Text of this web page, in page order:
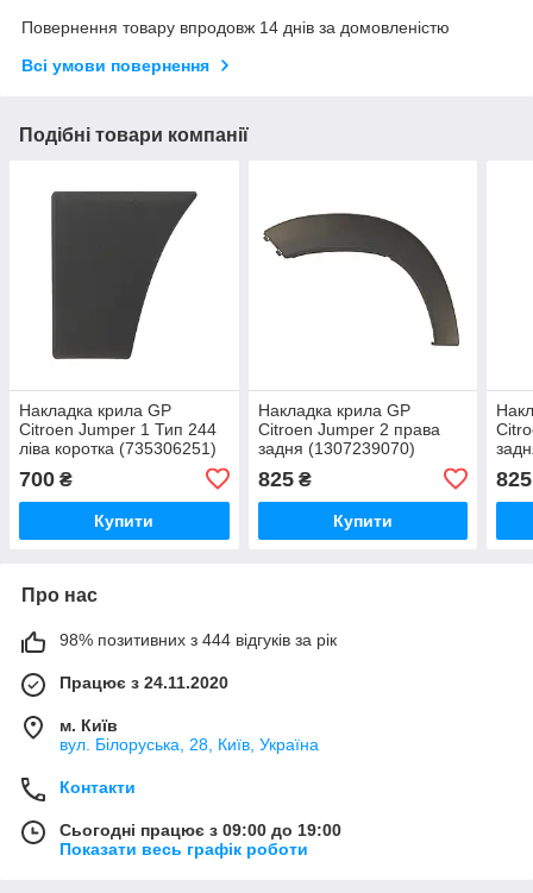
Повернення товару впродовж 14 днів за домовленістю
Всі умови повернення
Подібні товари компанії
Накладка крила GP
Citroen Jumper 1 Тип 244
ліва коротка (735306251)
700 ₴
Купити
Накладка крила GP
Citroen Jumper 2 права
задня (1307239070)
825₴
Купити
825
Про нас
98% позитивних з 444 відгуків за рік
Працює з 24.11.2020
м. Київ
вул. Білоруська, 28, Київ, Україна
Контакти
Сьогодні працює з 09:00 до 19:00
Показати весь графік роботи